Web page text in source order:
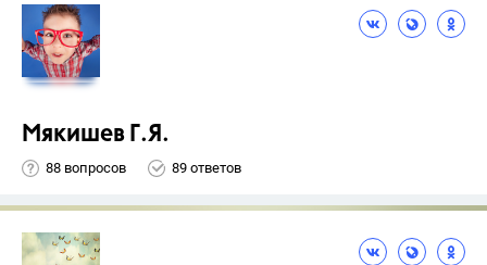
Мякишев Г.Я.
88 вопросов 89 ответов